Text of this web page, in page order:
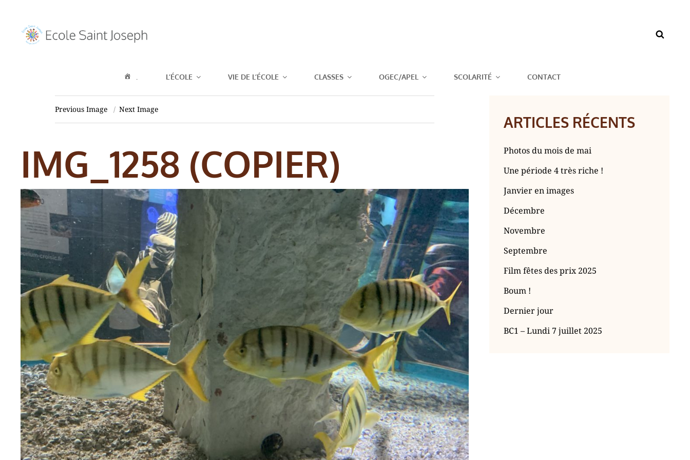
ECOLE SAINT JOSEPH – BAZOUGES CRÉ
SUR LOIR
L’ÉCOLE VIE DE L’ÉCOLE CLASSES OGEC/APEL SCOLARITÉ CONTACT
Previous Image Next Image
IMG_1258 (COPIER)
ARTICLES RÉCENTS
Photos du mois de mai
Une période 4 très riche !
Janvier en images
Décembre
Novembre
Septembre
Film fêtes des prix 2025
Boum !
Dernier jour
BC1 – Lundi 7 juillet 2025